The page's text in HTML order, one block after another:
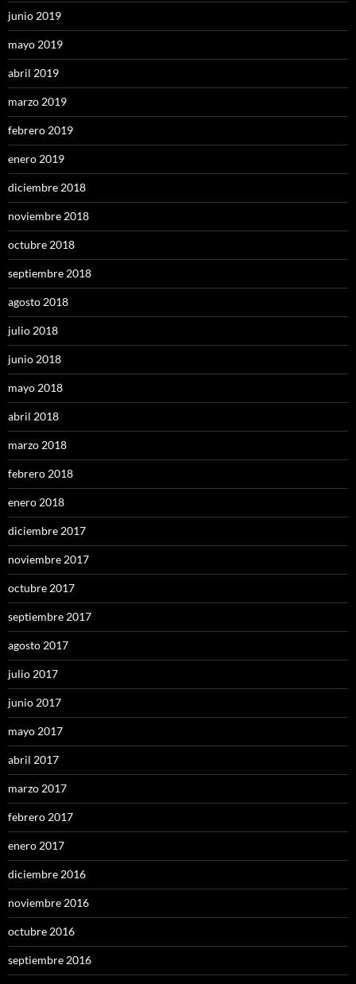
junio 2019
mayo 2019
abril 2019
marzo 2019
febrero 2019
enero 2019
diciembre 2018
noviembre 2018
octubre 2018
septiembre 2018
agosto 2018
julio 2018
junio 2018
mayo 2018
abril 2018
marzo 2018
febrero 2018
enero 2018
diciembre 2017
noviembre 2017
octubre 2017
septiembre 2017
agosto 2017
julio 2017
junio 2017
mayo 2017
abril 2017
marzo 2017
febrero 2017
enero 2017
diciembre 2016
noviembre 2016
octubre 2016
septiembre 2016